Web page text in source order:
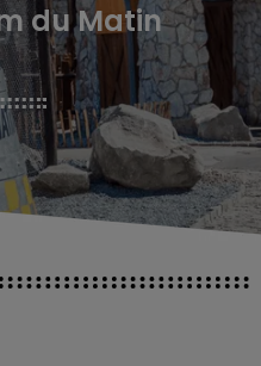
du Matin